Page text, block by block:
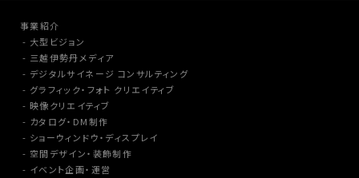
事業紹介
大型ビジョン
三越伊勢丹メディア
デジタルサイネージ コンサルティング
グラフィック・フォト クリエイティブ
映像クリエイティブ
カタログ・DM制作
ショーウィンドウ・ディスプレイ
空間デザイン・装飾制作
イベント企画・運営